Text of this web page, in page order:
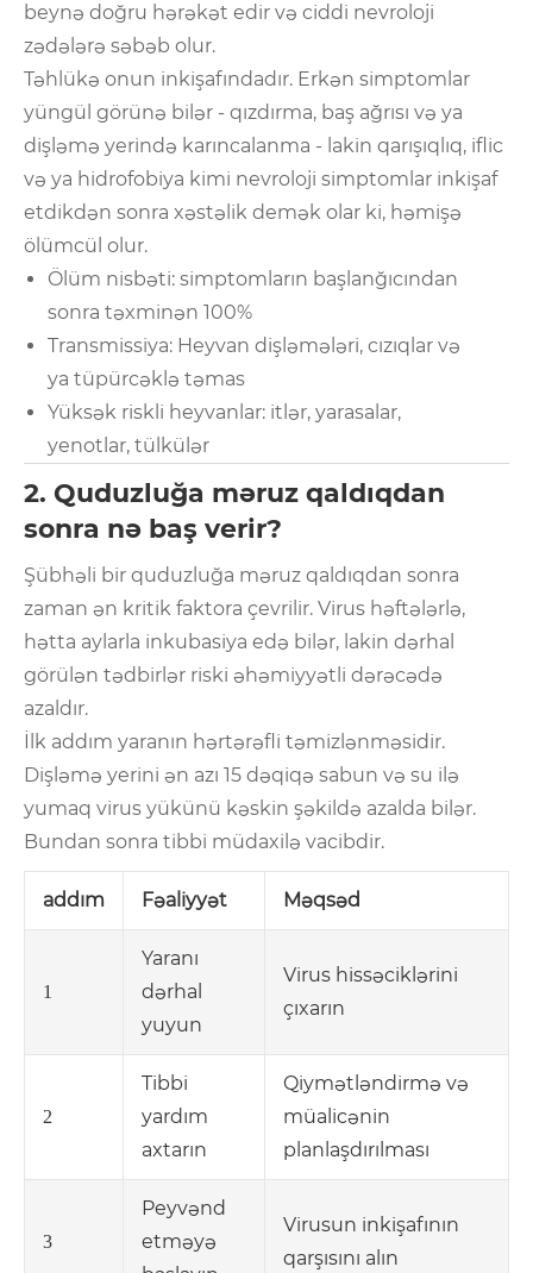
beynə doğru hərəkət edir və ciddi nevroloji
zədələrə səbəb olur.
Təhlükə onun inkişafındadır. Erkən simptomlar
yüngül görünə bilər - qızdırma, baş ağrısı və ya
dişləmə yerində karıncalanma - lakin qarışıqlıq, iflic
və ya hidrofobiya kimi nevroloji simptomlar inkişaf
etdikdən sonra xəstəlik demək olar ki, həmişə
ölümcül olur.
Ölüm nisbəti: simptomların başlanğıcından
sonra təxminən 100%
Transmissiya: Heyvan dişləmələri, cızıqlar və
ya tüpürcəklə təmas
Yüksək riskli heyvanlar: itlər, yarasalar,
yenotlar, tülkülər
2. Quduzluğa məruz qaldıqdan
sonra nə baş verir?
Şübhəli bir quduzluğa məruz qaldıqdan sonra
zaman ən kritik faktora çevrilir. Virus həftələrlə,
hətta aylarla inkubasiya edə bilər, lakin dərhal
görülən tədbirlər riski əhəmiyyətli dərəcədə
azaldır.
İlk addım yaranın hərtərəfli təmizlənməsidir.
Dişləmə yerini ən azı 15 dəqiqə sabun və su ilə
yumaq virus yükünü kəskin şəkildə azalda bilər.
Bundan sonra tibbi müdaxilə vacibdir.
addım Fəaliyyət Məqsəd
1
Yaranı
dərhal
yuyun
Virus hissəciklərini
çıxarın
2
Tibbi
yardım
axtarın
Qiymətləndirmə və
müalicənin
planlaşdırılması
3
Peyvənd
etməyə
Virusun inkişafının
qarşısını alın